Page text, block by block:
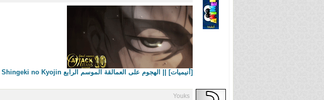
[أنيميات] || الهجوم على العمالقة الموسم الرابع Shingeki no Kyojin |الحلقة 10|
Youks